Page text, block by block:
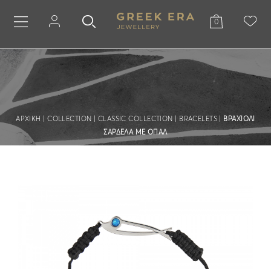
0
ΑΡΧΙΚΗ |COLLECTION CLASSIC COLLECTION BRACELETS
ΒΡΑΧΙΟΛΙ
ΣΑΡΔΕΛΑ ΜΕ ΟΠΑΛ